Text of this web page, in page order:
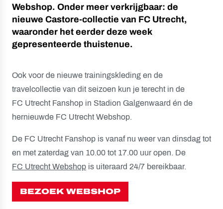
Webshop. Onder meer verkrijgbaar: de
nieuwe Castore-collectie van FC Utrecht,
waaronder het eerder deze week
gepresenteerde thuistenue.
Ook voor de nieuwe trainingskleding en de
travelcollectie van dit seizoen kun je terecht in de
FC Utrecht Fanshop in Stadion Galgenwaard én de
hernieuwde FC Utrecht Webshop.
De FC Utrecht Fanshop is vanaf nu weer van dinsdag tot
en met zaterdag van 10.00 tot 17.00 uur open. De
FC Utrecht Webshop is uiteraard 24/7 bereikbaar.
BEZOEK WEBSHOP